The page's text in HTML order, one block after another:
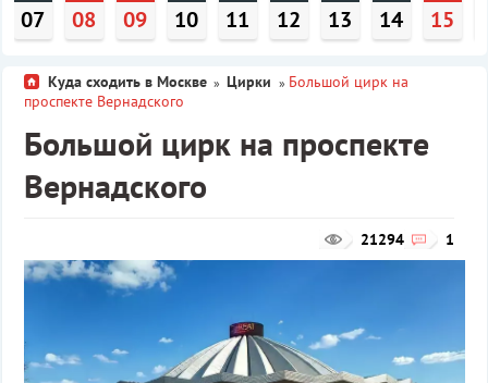
07 08 09 10 11 12 13 14 15
Куда сходить в Москве » Цирки » Большой цирк на
проспекте Вернадского
Большой цирк на проспекте
Вернадского
1
21294